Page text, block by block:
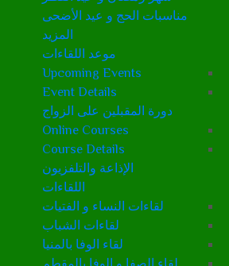
مناسبات الحج و عيد الأضحى
المزيد
موعد اللقاءات
Upcoming Events
Event Details
دورة المقبلين على الزواج
Online Courses
Course Details
الإذاعة والتلفزيون
اللقاءات
لقاءات النساء و الفتيات
لقاءات الشباب
لقاء الوفا بالمنيا